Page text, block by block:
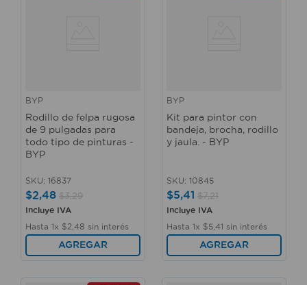
BYP
Rodillo de felpa rugosa
de 9 pulgadas para
todo tipo de pinturas -
BYP
SKU: 16837
$2,48 $3,29
Incluye IVA
Hasta 1x $2 48 sin interés
AGREGAR
BYP
Kit para pintor con
bandeja, brocha, rodillo
y jaula. - BYP
SKU: 10845
$5,41 $7,21
Incluye IVA
Hasta 1x $5 41 sin interés
AGREGAR